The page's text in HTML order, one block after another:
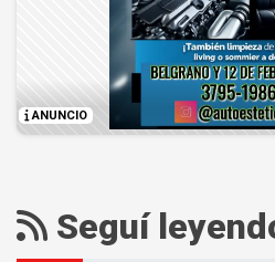
ANUNCIO
Seguí